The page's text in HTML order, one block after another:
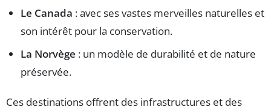
Le Canada : avec ses vastes merveilles naturelles et
son intérêt pour la conservation.
La Norvège : un modèle de durabilité et de nature
préservée.
Ces destinations offrent des infrastructures et des